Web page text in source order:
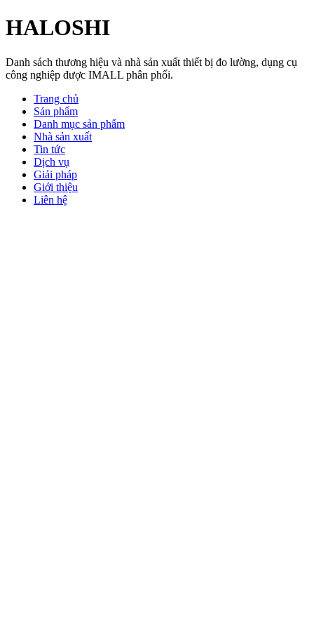
HALOSHI
Danh sách thương hiệu và nhà sản xuất thiết bị đo lường, dụng cụ
công nghiệp được IMALL phân phối.
Trang chủ
Sản phẩm
Danh mục sản phẩm
Nhà sản xuất
Tin tức
Dịch vụ
Giải pháp
Giới thiệu
Liên hệ